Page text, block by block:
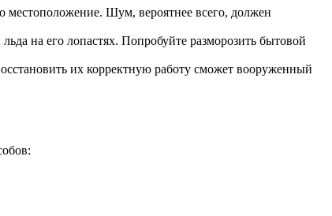
местоположение. Шум, вероятнее всего, должен
на его лопастях. Попробуйте разморозить бытовой
их корректную работу сможет вооруженный